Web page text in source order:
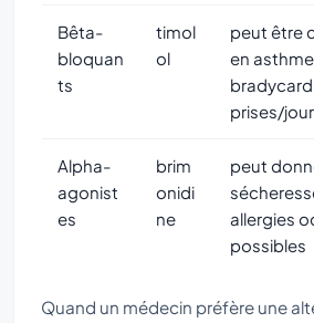
Bêta-
bloquan
ts
timol
ol
peut être
en
prises/jour
Alpha-
agonist
es
brim
onidi
ne
peut
allergies
possibles
Quand un médecin préfère une